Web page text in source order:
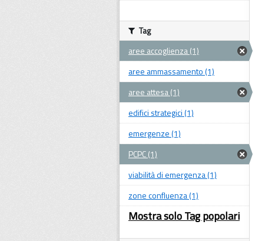
Tag
aree accoglienza (1)
aree ammassamento (1)
aree attesa (1)
edifici strategici (1)
emergenze (1)
PCPC (1)
viabilità di emergenza (1)
zone confluenza (1)
Mostra solo Tag popolari